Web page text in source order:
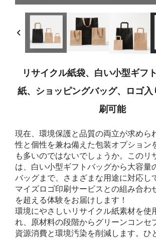
リサイクル紙袋、白い小型ギフ
紙、ショッピングバッグ、ロゴ
刷可能
現在、環境保護と品質の両立が求めら
性と個性を兼ね備えた包装オプション
も多いのではないでしょうか。このリ
は、白い小型ギフトバッグから大容量
バッグまで、さまざまな用途に対応し
マイズロゴ印刷サービスとの組み合わ
を超える体験をお届けします！
環境にやさしいリサイクル紙素材を使
れ、原材料の段階からグリーンコンセ
資源消費と環境汚染を削減します。ひ